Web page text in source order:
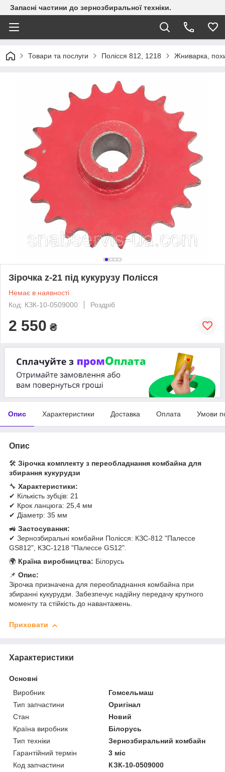
Запасні частини до зернозбиральної техніки.
Товари та послуги Полісся 812, 1218 Жниварка,
Зірочка z-21 під кукурузу Полісся
Немає в наявності
Код: КЗК-10-0509000
Роздріб
2 550 ₴
Опис Характеристики Доставка Оплата Умови
Опис
🛠 Зірочка комплекту з переобладнання комбайна для
збирання кукурудзи
🔧 Характеристики:
✔ Кількість зубців: 21
✔ Крок ланцюга: 25,4 мм
✔ Діаметр: 35 мм
🚜 Застосування:
✔ Зернозбиральні комбайни Полісся: КЗС-812 "Палессе
GS812", КЗС-1218 "Палессе GS12".
🌍 Країна виробництва: Білорусь
📌 Опис:
Зірочка призначена для переобладнання комбайна при
збиранні кукурудзи. Забезпечує надійну передачу крутного
моменту та стійкість до навантажень.
Приховати
Характеристики
Основні
Виробник
Гомсельмаш
Тип запчастини
Оригінал
Стан
Новий
Країна виробник
Білорусь
Тип техніки
Зернозбиральний комбайн
Гарантійний термін
3 міс
Код запчастини
КЗК-10-0509000